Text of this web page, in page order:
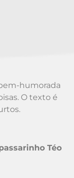
humorada
O texto é
Téo